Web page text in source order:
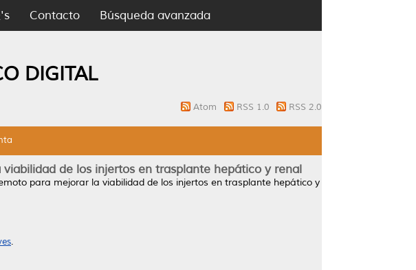
Contacto Búsqueda avanzada
DIGITAL
Atom RSS 1.0 RSS 2.0
de los injertos en trasplante hepático y renal
para mejorar la viabilidad de los injertos en trasplante hepático y
.